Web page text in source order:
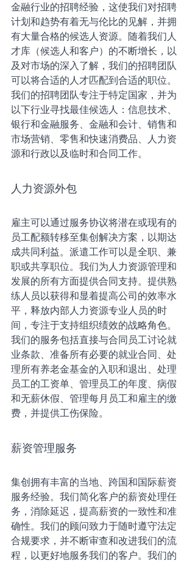
金融行业的招聘经验，这使我们对招聘
计划和趋势有着无与伦比的见解，并拥
有大量合格的候选人资源。随着我们人
才库（候选人和客户）的不断增长，以
及对市场的深入了解，我们的招聘团队
可以将合适的人才匹配到合适的职位。
我们的招聘团队专注于特定国家，并为
以下行业寻找最佳候选人：信息技术、
银行和金融服务、金融和会计、销售和
市场营销、零售和快速消费品、人力资
源和行政以及临时和合同工作。
人力资源外包
雇主可以通过服务协议将潜在或现有的
员工配额转移至集创解决方案，以期达
成共同利益。派遣工作可以是全职、兼
职或共享职位。我们为人力资源管理和
发展的所有方面提供合同支持。提供熟
练人员以获得和显着提高公司的效率水
平，释放内部人力资源专业人员的时
间，专注于支持组织绩效的战略角色。
我们的服务包括直接与合同员工讨论就
业条款、准备所有必要的就业合同、处
理所有养老金基金的入职和退出、处理
员工的工资单、管理员工的年度、病假
和无薪休假、管理每月员工和雇主的缴
费，并提供工伤保险。
薪资管理服务
集创拥有丰富的当地、跨国和国际薪资
服务经验。我们简化客户的薪资处理任
务，消除延迟，提高薪资的一致性和准
确性。我们的顾问致力于随时遵守法定
合规要求，并不断审查和改进我们的流
程，以更好地服务我们的客户。我们的